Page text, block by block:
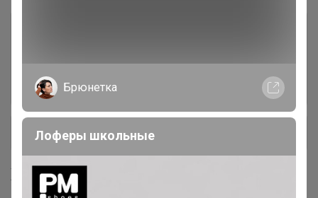
3 защита от насекомых и
грызунов
293
+ Ещё 13 каталогов
Хиты продаж
Брюнетка
Лоферы школьные